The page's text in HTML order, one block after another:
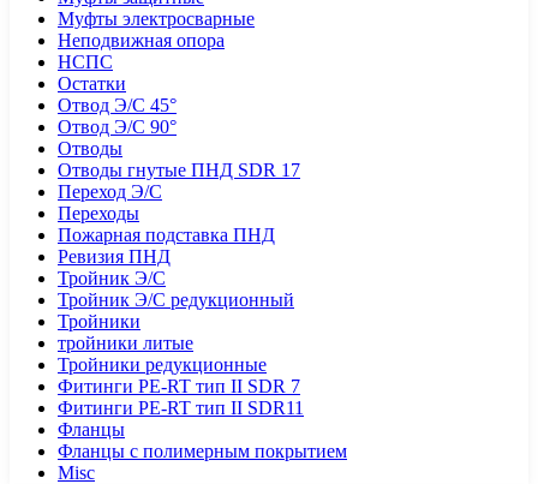
Муфты электросварные
Неподвижная опора
НСПС
Остатки
Отвод Э/С 45°
Отвод Э/С 90°
Отводы
Отводы гнутые ПНД SDR 17
Переход Э/С
Переходы
Пожарная подставка ПНД
Ревизия ПНД
Тройник Э/С
Тройник Э/С редукционный
Тройники
тройники литые
Тройники редукционные
Фитинги PE-RT тип II SDR 7
Фитинги PE-RT тип II SDR11
Фланцы
Фланцы с полимерным покрытием
Misc